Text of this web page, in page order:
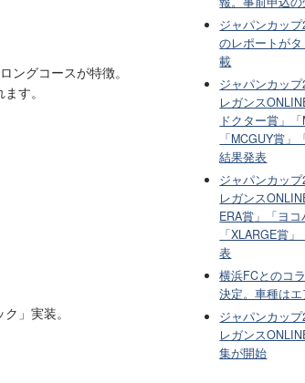
グコースが特徴。
す。
」実装。
ジャパンカッ
のレポートが
載
ジャパンカッ
レガンス
ドクター賞」「
「MCGUY賞」
結果発表
ジャパンカッ
レガンス
ERA賞」「ヨコ
「XLARGE賞
表
横浜FCとのコ
決定。車種は
ジャパンカッ
レガンス
集が開始